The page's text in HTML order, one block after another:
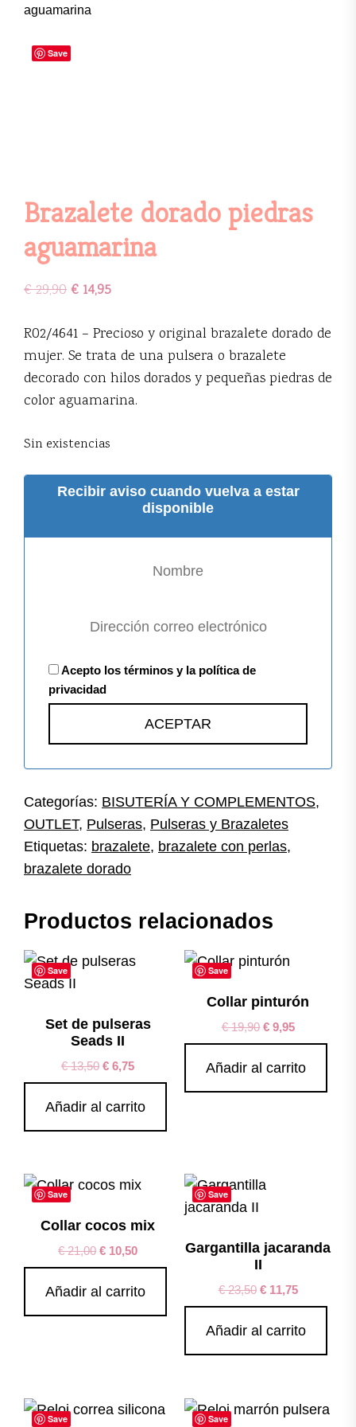
aguamarina
Save
Brazalete dorado piedras
aguamarina
€29,90€ 14,95
R02/4641 – Precioso y original brazalete dorado de
mujer. Se trata de una pulsera o brazalete
decorado con hilos dorados y pequeñas piedras de
color aguamarina.
Sin existencias
Recibir aviso cuando vuelva a estar
disponible
Acepto los términos y la política de
privacidad
Categorías: BISUTERÍA Y COMPLEMENTOS,
OUTLET, Pulseras, Pulseras y Brazaletes
Etiquetas: brazalete, brazalete con perlas,
brazalete dorado
Productos relacionados
Save
Set de pulseras
Seads II
€13,50 € 6,75
Añadir al carrito
Save
Collar pinturón
€19,90 €9,95
Añadir al carrito
Save
Collar cocos mix
€21,00 € 10,50
Añadir al carrito
Save
Gargantilla jacaranda
II
€23,50 €11,75
Añadir al carrito
Save Save